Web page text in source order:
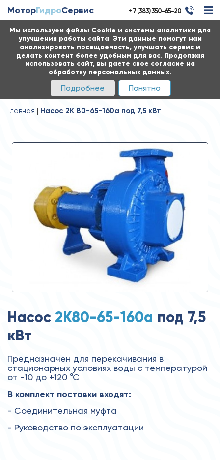
Мы используем файлы Cookie и системы аналитики для
улучшения работы сайта. Эти данные помогут нам
анализировать посещаемость, улучшать сервис и
делать контент более удобным для вас. Продолжая
использовать сайт, вы даете свое согласие на
обработку персональных данных.
Подробнее Понятно
МоторГидроСервис + 7 (383) 350-65-20
Главная Насос 2К 80-65-160а под 7,5 кВт
Насос 2К80-65-160а под 7,5
кВт
Предназначен для перекачивания в
стационарных условиях воды с температурой
от -10 до +120 °С
В комплект поставки входят:
- Соединительная муфта
- Руководство по эксплуатации